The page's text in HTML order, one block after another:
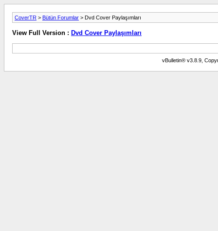
CoverTR > Bütün Forumlar > Dvd Cover Paylaşımları
View Full Version : Dvd Cover Paylaşımları
vBulletin® v3.8.9,